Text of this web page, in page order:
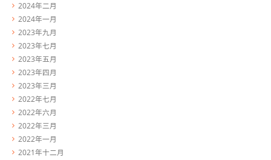
2024年二月
2024年一月
2023年九月
2023年七月
2023年五月
2023年四月
2023年三月
2022年七月
2022年六月
2022年三月
2022年一月
2021年十二月